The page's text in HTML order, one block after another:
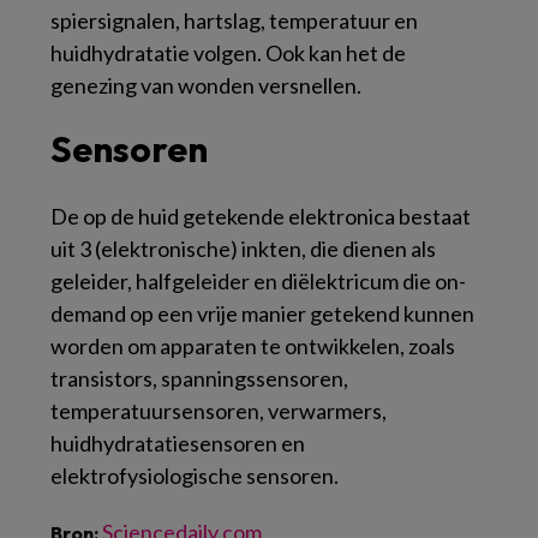
spiersignalen, hartslag, temperatuur en
huidhydratatie volgen. Ook kan het de
genezing van wonden versnellen.
Sensoren
De op de huid getekende elektronica bestaat
uit 3 (elektronische) inkten, die dienen als
geleider, halfgeleider en diëlektricum die on-
demand op een vrije manier getekend kunnen
worden om apparaten te ontwikkelen, zoals
transistors, spanningssensoren,
temperatuursensoren, verwarmers,
huidhydratatiesensoren en
elektrofysiologische sensoren.
Bron: Sciencedaily.com